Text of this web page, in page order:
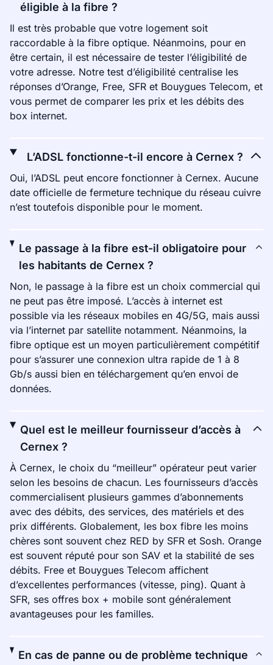
éligible à la fibre ?
Il est très probable que votre logement soit
raccordable à la fibre optique. Néanmoins, pour en
être certain, il est nécessaire de tester l’éligibilité de
votre adresse. Notre test d’éligibilité centralise les
réponses d’Orange, Free, SFR et Bouygues Telecom, et
vous permet de comparer les prix et les débits des
box internet.
L’ADSL fonctionne-t-il encore à Cernex ?
Oui, l’ADSL peut encore fonctionner à Cernex. Aucune
date officielle de fermeture technique du réseau cuivre
n’est toutefois disponible pour le moment.
Le passage à la fibre est-il obligatoire pour
les habitants de Cernex ?
Non, le passage à la fibre est un choix commercial qui
ne peut pas être imposé. L’accès à internet est
possible via les réseaux mobiles en 4G/5G, mais aussi
via l’internet par satellite notamment. Néanmoins, la
fibre optique est un moyen particulièrement compétitif
pour s’assurer une connexion ultra rapide de 1 à 8
Gb/s aussi bien en téléchargement qu’en envoi de
données.
Quel est le meilleur fournisseur d’accès à
Cernex ?
À Cernex, le choix du “meilleur” opérateur peut varier
selon les besoins de chacun. Les fournisseurs d’accès
commercialisent plusieurs gammes d’abonnements
avec des débits, des services, des matériels et des
prix différents. Globalement, les box fibre les moins
chères sont souvent chez RED by SFR et Sosh. Orange
est souvent réputé pour son SAV et la stabilité de ses
débits. Free et Bouygues Telecom affichent
d’excellentes performances (vitesse, ping). Quant à
SFR, ses offres box + mobile sont généralement
avantageuses pour les familles.
En cas de panne ou de problème technique